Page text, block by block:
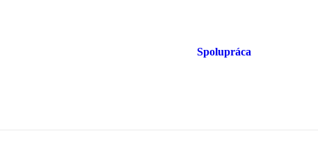
Spolupráca